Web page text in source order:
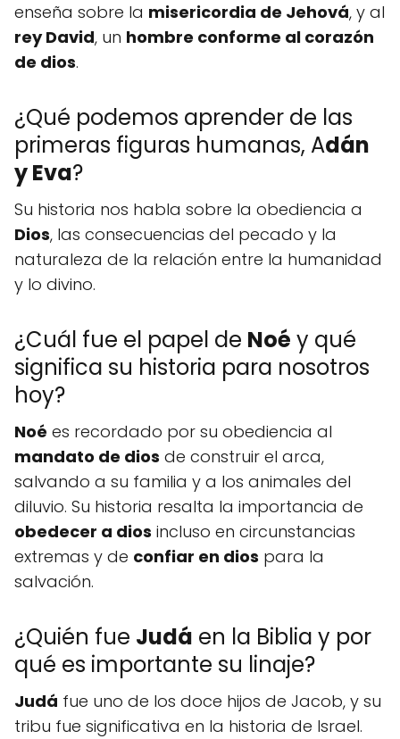
enseña sobre la misericordia de Jehová, y al
rey David, un hombre conforme al corazón
de dios.
¿Qué podemos aprender de las
primeras figuras humanas, Adán
y Eva?
Su historia nos habla sobre la obediencia a
Dios, las consecuencias del pecado y la
naturaleza de la relación entre la humanidad
y lo divino.
¿Cuál fue el papel de Noé y qué
significa su historia para nosotros
hoy?
Noé es recordado por su obediencia al
mandato de dios de construir el arca,
salvando a su familia y a los animales del
diluvio. Su historia resalta la importancia de
obedecer a dios incluso en circunstancias
extremas y de confiar en dios para la
salvación.
¿Quién fue Judá en la Biblia y por
qué es importante su linaje?
Judá fue uno de los doce hijos de Jacob, y su
tribu fue significativa en la historia de Israel.